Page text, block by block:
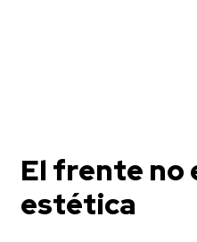
El frente no
estética